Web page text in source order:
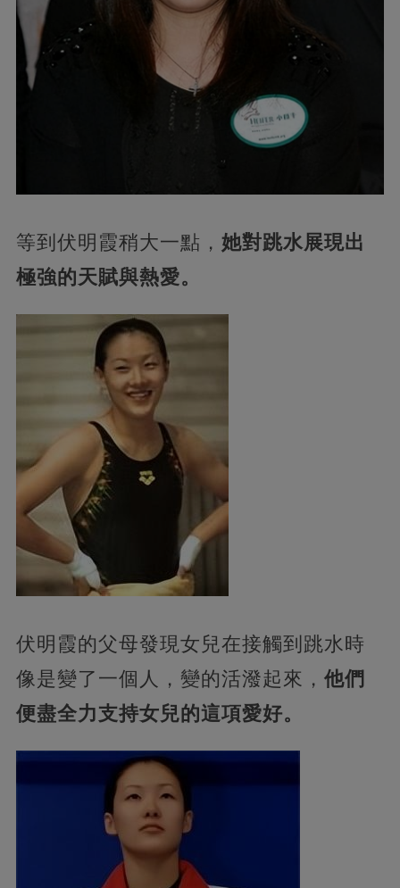
等到伏明霞稍大一點， 她對跳水展現出
極強的天賦與熱愛。
伏明霞的父母發現女兒在接觸到跳水時
像是變了一個人，變的活潑起來， 他們
便盡全力支持女兒的這項愛好。